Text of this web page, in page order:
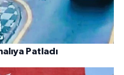
Patladı